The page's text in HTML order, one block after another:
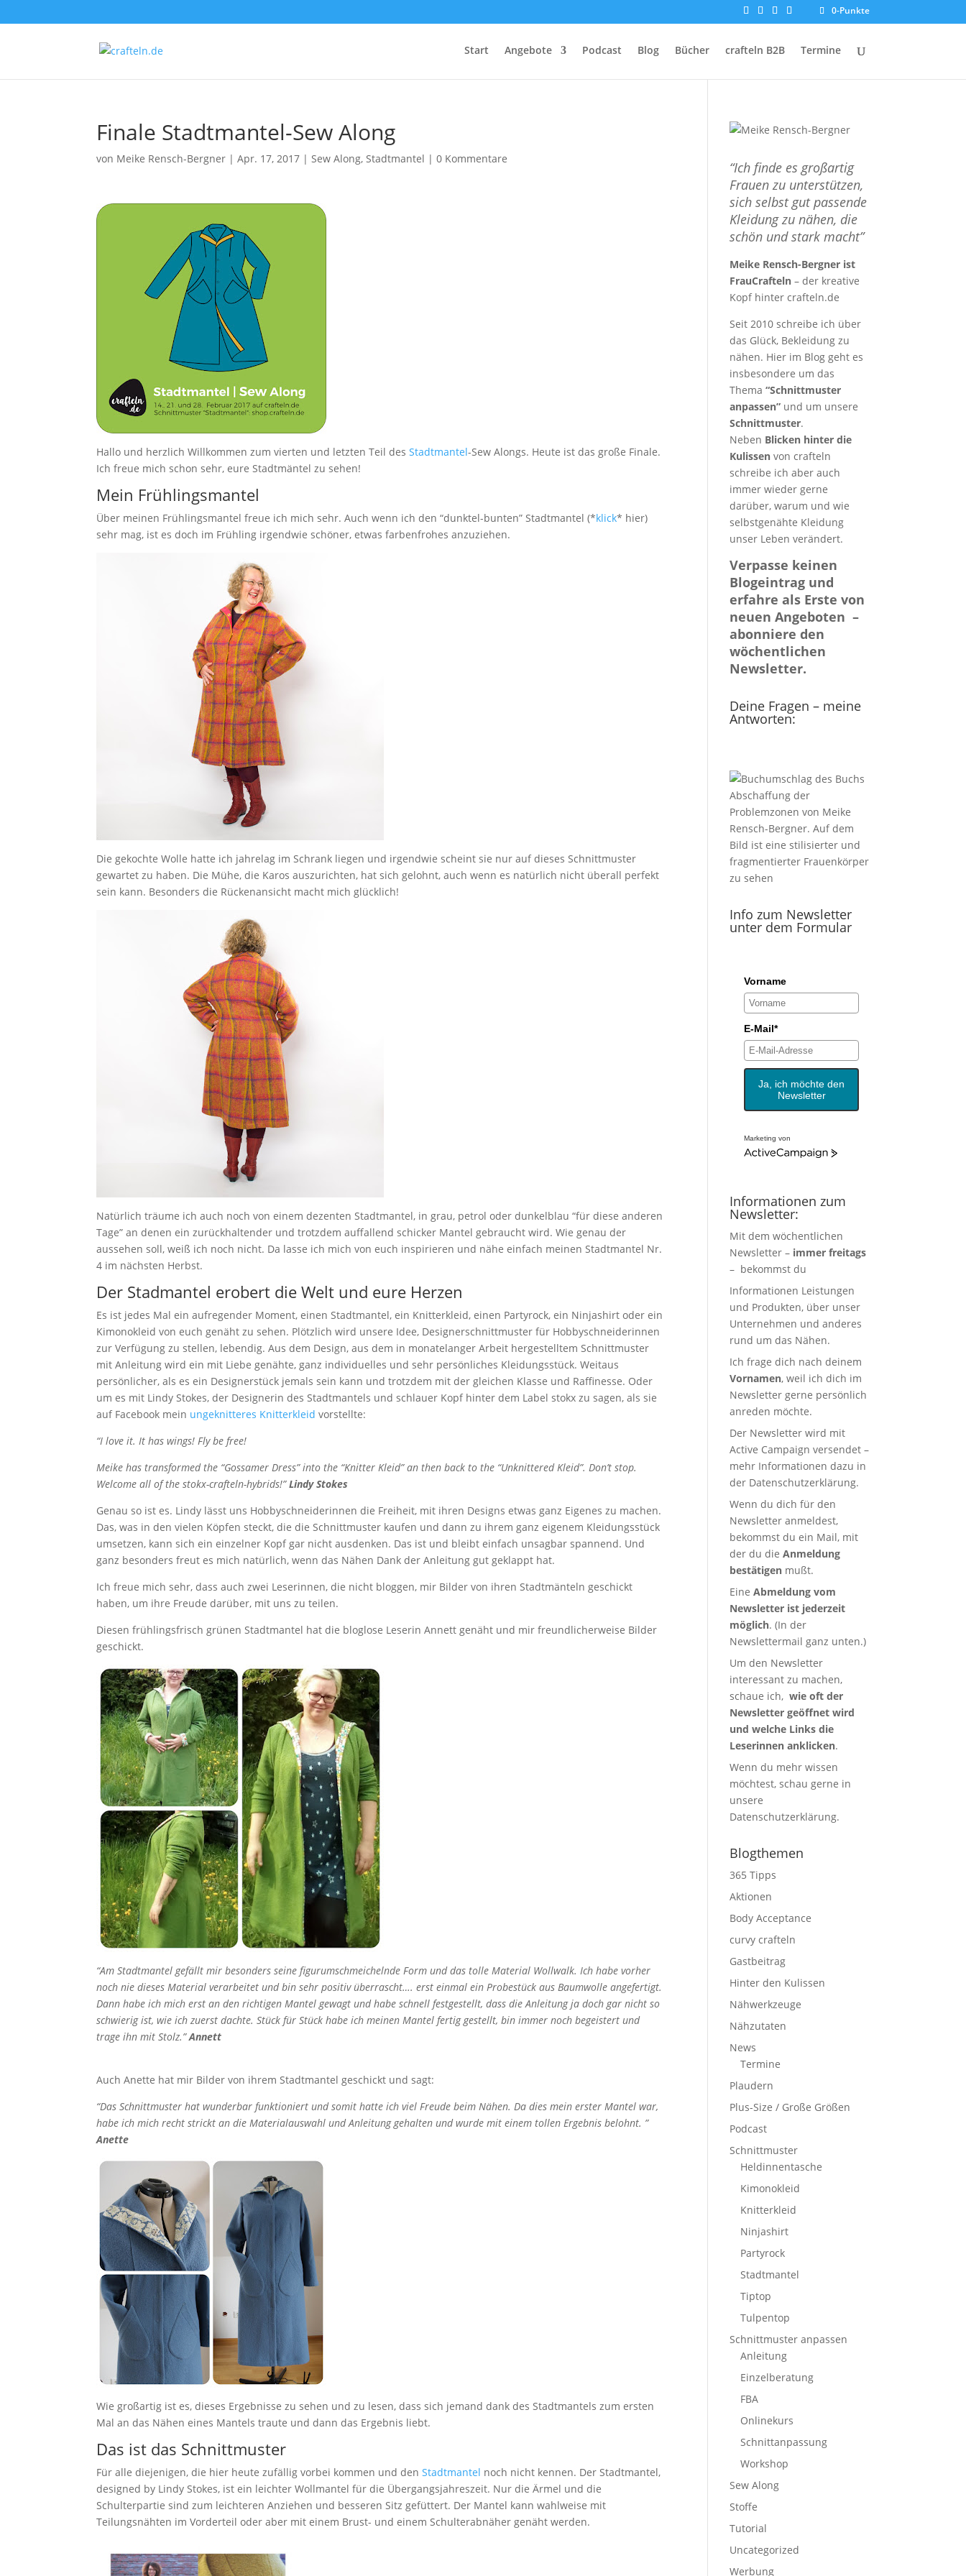
0-Punkte
Start Angebote Podcast Blog Bücher crafteln B2B Termine
Finale Stadtmantel-Sew Along
von Meike Rensch-Bergner |Apr. 17, 2017 |Sew Along,Stadtmantel |0 Kommentare
Hallo und herzlich Willkommen zum vierten und letzten Teil desStadtmantel-Sew Alongs. Heute ist das große Finale.
Ich freue mich schon sehr, eure Stadtmäntel zu sehen!
Mein Frühlingsmantel
Über meinen Frühlingsmantel freue ich mich sehr. Auch wenn ich den “dunktel-bunten” Stadtmantel (*klick* hier)
sehr mag, ist es doch im Frühling irgendwie schöner, etwas farbenfrohes anzuziehen.
Die gekochte Wolle hatte ich jahrelag im Schrank liegen und irgendwie scheint sie nur auf dieses Schnittmuster
gewartet zu haben. Die Mühe, die Karos auszurichten, hat sich gelohnt, auch wenn es natürlich nicht überall perfekt
sein kann. Besonders die Rückenansicht macht mich glücklich!
Natürlich träume ich auch noch von einem dezenten Stadtmantel, in grau, petrol oder dunkelblau “für diese anderen
Tage” an denen ein zurückhaltender und trotzdem auffallend schicker Mantel gebraucht wird. Wie genau der
aussehen soll, weiß ich noch nicht. Da lasse ich mich von euch inspirieren und nähe einfach meinen Stadtmantel Nr.
4 im nächsten Herbst.
Der Stadmantel erobert die Welt und eure Herzen
Es ist jedes Mal ein aufregender Moment, einen Stadtmantel, ein Knitterkleid, einen Partyrock, ein Ninjashirt oder ein
Kimonokleid von euch genäht zu sehen. Plötzlich wird unsere Idee, Designerschnittmuster für Hobbyschneiderinnen
zur Verfügung zu stellen, lebendig. Aus dem Design, aus dem in monatelanger Arbeit hergestelltem Schnittmuster
mit Anleitung wird ein mit Liebe genähte, ganz individuelles und sehr persönliches Kleidungsstück. Weitaus
persönlicher, als es ein Designerstück jemals sein kann und trotzdem mit der gleichen Klasse und Raffinesse. Oder
um es mit Lindy Stokes, der Designerin des Stadtmantels und schlauer Kopf hinter dem Label stokx zu sagen, als sie
auf Facebook mein ungeknitteres Knitterkleid vorstellte:
“I love it. It has wings! Fly be free!
Meike has transformed the “Gossamer Dress” into the “Knitter Kleid” an then back to the “Unknittered Kleid”. Don’t stop.
Welcome all of the stokx-crafteln-hybrids!”Lindy Stokes
Genau so ist es. Lindy lässt uns Hobbyschneiderinnen die Freiheit, mit ihren Designs etwas ganz Eigenes zu machen.
Das, was in den vielen Köpfen steckt, die die Schnittmuster kaufen und dann zu ihrem ganz eigenem Kleidungsstück
umsetzen, kann sich ein einzelner Kopf gar nicht ausdenken. Das ist und bleibt einfach unsagbar spannend. Und
ganz besonders freut es mich natürlich, wenn das Nähen Dank der Anleitung gut geklappt hat.
Ich freue mich sehr, dass auch zwei Leserinnen, die nicht bloggen, mir Bilder von ihren Stadtmänteln geschickt
haben, um ihre Freude darüber, mit uns zu teilen.
Diesen frühlingsfrisch grünen Stadtmantel hat die bloglose Leserin Annett genäht und mir freundlicherweise Bilder
geschickt.
“Am Stadtmantel gefällt mir besonders seine figurumschmeichelnde Form und das tolle Material Wollwalk. Ich habe vorher
noch nie dieses Material verarbeitet und bin sehr positiv überrascht…. erst einmal ein Probestück aus Baumwolle angefertigt.
Dann habe ich mich erst an den richtigen Mantel gewagt und habe schnell festgestellt, dass die Anleitung ja doch gar nicht so
schwierig ist, wie ich zuerst dachte. Stück für Stück habe ich meinen Mantel fertig gestellt, bin immer noch begeistert und
trage ihn mit Stolz.”Annett
Auch Anette hat mir Bilder von ihrem Stadtmantel geschickt und sagt:
“Das Schnittmuster hat wunderbar funktioniert und somit hatte ich viel Freude beim Nähen. Da dies mein erster Mantel war,
habe ich mich recht strickt an die Materialauswahl und Anleitung gehalten und wurde mit einem tollen Ergebnis belohnt. ”
Anette
Wie großartig ist es, dieses Ergebnisse zu sehen und zu lesen, dass sich jemand dank des Stadtmantels zum ersten
Mal an das Nähen eines Mantels traute und dann das Ergebnis liebt.
Das ist das Schnittmuster
Für alle diejenigen, die hier heute zufällig vorbei kommen und denStadtmantel noch nicht kennen. Der Stadtmantel,
designed by Lindy Stokes, ist ein leichter Wollmantel für die Übergangsjahreszeit. Nur die Ärmel und die
Schulterpartie sind zum leichteren Anziehen und besseren Sitz gefüttert. Der Mantel kann wahlweise mit
Teilungsnähten im Vorderteil oder aber mit einem Brust- und einem Schulterabnäher genäht werden.
“Ich finde es großartig
Frauen zu unterstützen,
sich selbst gut passende
Kleidung zu nähen, die
schön und stark macht”
Meike Rensch-Bergner ist
FrauCrafteln – der kreative
Kopf hinter crafteln.de
Seit 2010 schreibe ich über
das Glück, Bekleidung zu
nähen. Hier im Blog geht es
insbesondere um das
Thema“Schnittmuster
anpassen” und um unsere
Schnittmuster.
Neben Blicken hinter die
Kulissen von crafteln
schreibe ich aber auch
immer wieder gerne
darüber, warum und wie
selbstgenähte Kleidung
unser Leben verändert.
Verpasse keinen
Blogeintrag und
erfahre als Erste von
neuen Angeboten –
abonniere den
wöchentlichen
Newsletter.
Deine Fragen – meine
Antworten:
Info zum Newsletter
unter dem Formular
Vorname
E-Mail*
Ja, ich möchte den
Newsletter
Marketing von
Informationen zum
Newsletter:
Mit dem wöchentlichen
Newsletter – immer freitags
– bekommst du
Informationen Leistungen
und Produkten, über unser
Unternehmen und anderes
rund um das Nähen.
Ich frage dich nach deinem
Vornamen, weil ich dich im
Newsletter gerne persönlich
anreden möchte.
Der Newsletter wird mit
Active Campaign versendet –
mehr Informationen dazu in
der Datenschutzerklärung.
Wenn du dich für den
Newsletter anmeldest,
bekommst du ein Mail, mit
der du dieAnmeldung
bestätigen mußt.
EineAbmeldung vom
Newsletter ist jederzeit
möglich. (In der
Newslettermail ganz unten.)
Um den Newsletter
interessant zu machen,
schaue ich,wie oft der
Newsletter geöffnet wird
und welche Links die
Leserinnen anklicken.
Wenn du mehr wissen
möchtest, schau gerne in
unsere
Datenschutzerklärung.
Blogthemen
365 Tipps
Aktionen
Body Acceptance
curvy crafteln
Gastbeitrag
Hinter den Kulissen
Nähwerkzeuge
Nähzutaten
News
Termine
Plaudern
Plus-Size / Große Größen
Podcast
Schnittmuster
Heldinnentasche
Kimonokleid
Knitterkleid
Ninjashirt
Partyrock
Stadtmantel
Tiptop
Tulpentop
Schnittmuster anpassen
Anleitung
Einzelberatung
FBA
Onlinekurs
Schnittanpassung
Workshop
Sew Along
Stoffe
Tutorial
Uncategorized
Werbung